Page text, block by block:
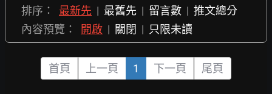
排序： 最新先 | 最舊先 | 留言數 | 推文總分
內容預覽：
開啟 | 關閉 | 只限未讀
首頁 上一頁 1 下一頁 尾頁